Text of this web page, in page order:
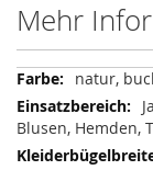
Mehr
Mehr
Informationen
natur,
Blusen, Hemden,